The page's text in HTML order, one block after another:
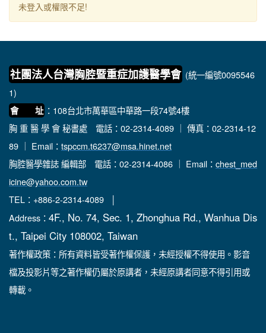
未登入或權限不足!
社團法人台灣胸腔暨重症加護醫學會 (統一編號0095546
1)
會 址 ：108台北市萬華區中華路一段74號4樓
胸 重 醫 學 會 秘書處 電話：02-2314-4089 ｜ 傳真：02-2314-12
89 ｜ Email： tspccm.t6237@msa.hinet.net
胸腔醫學雜誌 編輯部 電話：02-2314-4086 ｜ Email： chest_med
icine@yahoo.com.tw
TEL：+886-2-2314-4089 │
Address： 4F., No. 74, Sec. 1, Zhonghua Rd., Wanhua Dis
t., Taipei City 108002, Taiwan
著作權政策：所有資料皆受著作權保護，未經授權不得使用。影音
檔及投影片等之著作權仍屬於原講者，未經原講者同意不得引用或
轉載。